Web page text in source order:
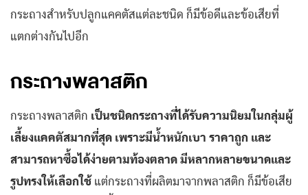
กระถางสำหรับปลูกแคคตัสแต่ละชนิด ก็มีข้อดีและข้อเสียที่
แตกต่างกันไปอีก
กระถางพลาสติก
กระถางพลาสติก เป็นชนิดกระถางที่ได้รับความนิยมในกลุ่มผู้
เลี้ยงแคคตัสมากที่สุด เพราะมีน้ำหนักเบา ราคาถูก และ
สามารถหาซื้อได้ง่ายตามท้องตลาด มีหลากหลายขนาดและ
รูปทรงให้เลือกใช้ แต่กระถางที่ผลิตมาจากพลาสติก ก็มีข้อเสีย